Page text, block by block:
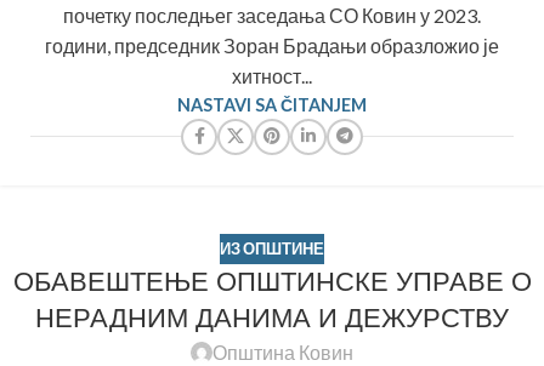
почетку последњег заседања СО Ковин у 2023.
години, председник Зоран Брадањи образложио је
хитност...
NASTAVI SA ČITANJEM
ИЗ ОПШТИНЕ
ОБАВЕШТЕЊЕ ОПШТИНСКЕ УПРАВЕ О
НЕРАДНИМ ДАНИМА И ДЕЖУРСТВУ
Општина Ковин